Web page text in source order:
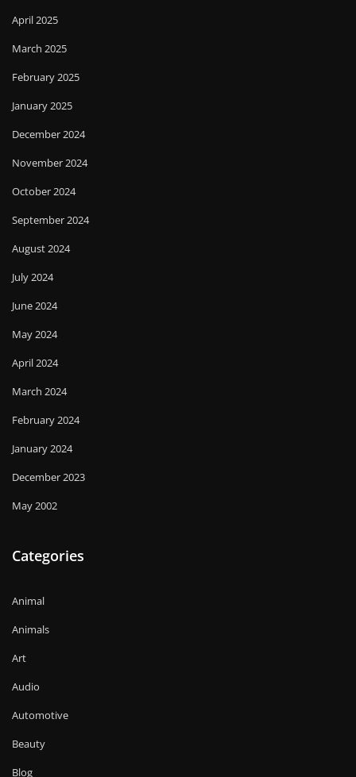
April 2025
March 2025
February 2025
January 2025
December 2024
November 2024
October 2024
September 2024
August 2024
July 2024
June 2024
May 2024
April 2024
March 2024
February 2024
January 2024
December 2023
May 2002
Categories
Animal
Animals
Art
Audio
Automotive
Beauty
Blog